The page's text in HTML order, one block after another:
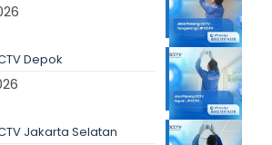
Depok
Jakarta Selatan